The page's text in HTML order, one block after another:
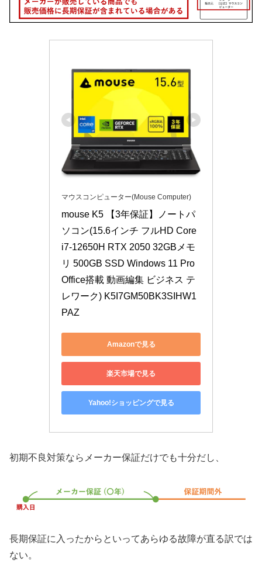
マウスコンピューター(Mouse Computer)
mouse K5 【3年保証】ノートパ
ソコン(15.6インチ フルHD Core
i7-12650H RTX 2050 32GBメモ
リ 500GB SSD Windows 11 Pro
Office搭載 動画編集 ビジネス テ
レワーク) K5I7GM50BK3SIHW1
PAZ
Amazonで見る
楽天市場で見る
Yahoo!ショッピングで見る
初期不良対策ならメーカー保証だけでも十分だし、
長期保証に入ったからといってあらゆる故障が直る訳では
ない。